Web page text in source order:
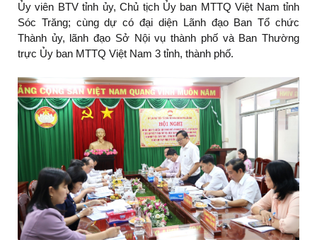
Ủy viên BTV tỉnh ủy, Chủ tịch Ủy ban MTTQ Việt Nam tỉnh
Sóc Trăng; cùng dự có đại diện Lãnh đạo Ban Tổ chức
Thành ủy, lãnh đạo Sở Nội vụ thành phố và Ban Thường
trực Ủy ban MTTQ Việt Nam 3 tỉnh, thành phố.